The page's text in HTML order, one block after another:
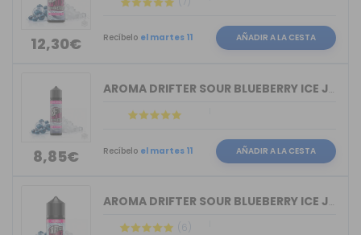
12,30€ Recíbelo el martes 11 AÑADIR A LA CESTA
8,85€
AROMA DRIFTER SOUR BLUEBERRY ICE JUIC...
Recíbelo el martes 11 AÑADIR A LA CESTA
AROMA DRIFTER SOUR BLUEBERRY ICE JUIC...
(6)